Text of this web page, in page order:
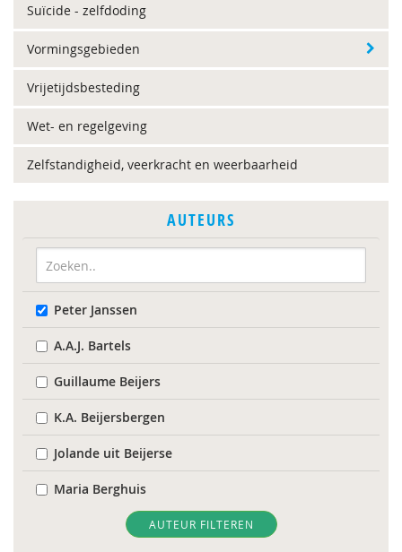
Suïcide - zelfdoding
Vormingsgebieden
Vrijetijdsbesteding
Wet- en regelgeving
Zelfstandigheid, veerkracht en weerbaarheid
AUTEURS
Peter Janssen
A.A.J. Bartels
Guillaume Beijers
K.A. Beijersbergen
Jolande uit Beijerse
Maria Berghuis
Arjan Blokland AUTEUR FILTEREN